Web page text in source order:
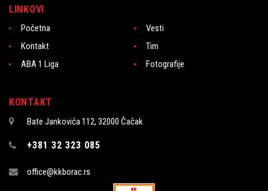
LINKOVI
Početna
Vesti
Kontakt
Tim
ABA 1 Liga
Fotografije
KONTAKT
Bate Jankovića 112, 32000 Čačak
+381 32 323 085
office@kkborac.rs